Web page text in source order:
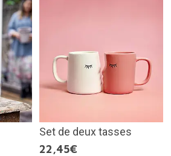
Set de deux tasses
22,45€